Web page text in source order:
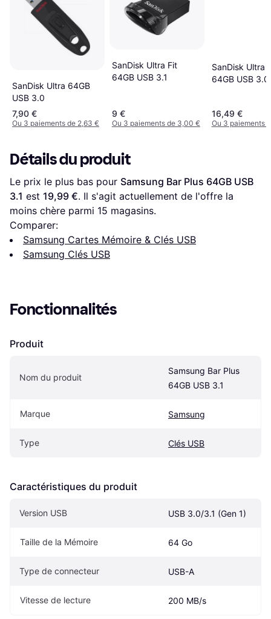
SanDisk Ultra 64GB
USB 3.0
7,90 €
Ou 3 paiements de 2,63 €
SanDisk Ultra Fit
64GB USB 3.1
9 €
Ou 3 paiements de 3,00 €
SanDisk Ultra
64GB USB 3.0
16,49 €
Ou 3 paiements
Détails du produit
Le prix le plus bas pour Samsung Bar Plus 64GB USB
3.1 est 19,99 €. Il s'agit actuellement de l'offre la
moins chère parmi 15 magasins.
Comparer:
Samsung Cartes Mémoire & Clés USB
Samsung Clés USB
Fonctionnalités
Produit
Nom du produit
Samsung Bar Plus
64GB USB 3.1
Marque Samsung
Type Clés USB
Caractéristiques du produit
Version USB USB 3.0/3.1 (Gen 1)
Taille de la Mémoire 64 Go
Type de connecteur USB-A
Vitesse de lecture 200 MB/s